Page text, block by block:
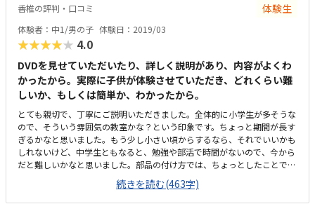
ですが、他にはあまりないので不満ではないです。こぢんまりという感じ
でした。以前通っていたところはショッピングセンターの中にあったの
で、もう少し開放感がありましたが雰囲気は似ているようで、子どもは違
和感ないと感じていました。安いとは言えないですが、このくらいかかる
ものかな、と納得しています。機材を最初に揃えるため、どこも初回は出
費が多めです。家庭的な雰囲気がありました。
香椎の評判・口コミ 体験生
体験者：中1/男の子 体験日：2019/03
★★★★★ 4.0
DVDを見せていただいたり、詳しく説明があり、内容がよくわ
かったから。実際に子供が体験させていただき、どれくらい難
しいか、もしくは簡単か、わかったから。
とても親切で、丁寧にご説明いただきました。全体的に小学生が多そうな
ので、そういう雰囲気の教室かな？という印象です。ちょっと期間が長す
ぎるかなと思いました。もう少し小さい頃からするなら、それでいいかも
しれないけど、中学生ともなると、勉強や部活で時間がないので、今から
だと難しいかなと思いました。部品の付け方では、ちょっとしたことで、
うまく動いたり、動かなかったりと、自分の子の今の状態がどれくらいな
のか、知ることもでき、わかりやすかったです。くるまで送り迎えするに
は、乗り降りが不便かなと思いました。特に雨の日とかは、ビルの近くま
続きを読む(463字)